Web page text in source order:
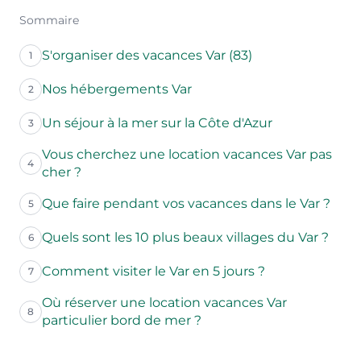
Sommaire
1 S'organiser des vacances Var (83)
2 Nos hébergements Var
3 Un séjour à la mer sur la Côte d'Azur
4
Vous cherchez une location vacances Var pas
cher ?
5 Que faire pendant vos vacances dans le Var ?
6 Quels sont les 10 plus beaux villages du Var ?
7 Comment visiter le Var en 5 jours ?
8
Où réserver une location vacances Var
particulier bord de mer ?